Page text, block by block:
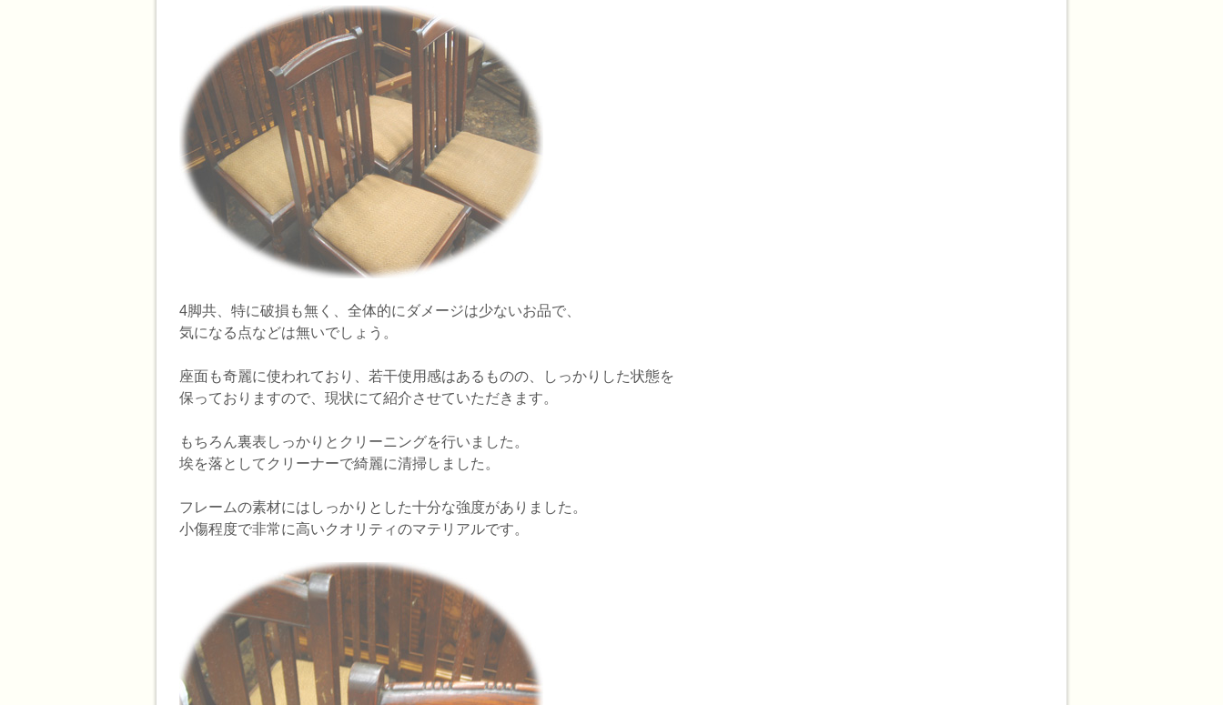
4脚共、特に破損も無く、全体的にダメージは少ないお品で、
気になる点などは無いでしょう。
座面も奇麗に使われており、若干使用感はあるものの、しっかりした状態を
保っておりますので、現状にて紹介させていただきます。
もちろん裏表しっかりとクリーニングを行いました。
埃を落としてクリーナーで綺麗に清掃しました。
フレームの素材にはしっかりとした十分な強度がありました。
小傷程度で非常に高いクオリティのマテリアルです。